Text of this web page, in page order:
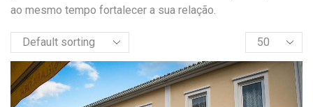
ao mesmo tempo fortalecer a sua relação.